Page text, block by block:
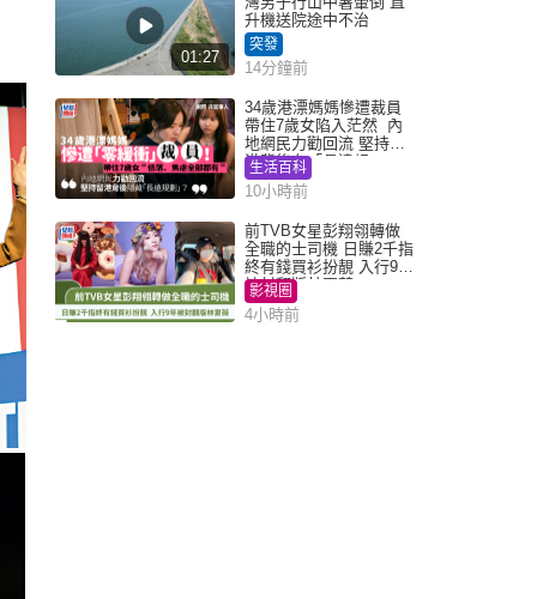
01:27
升機送院途中不治
突發
14分鐘前
34歲港漂媽媽慘遭裁員
帶住7歲女陷入茫然 內
地網民力勸回流 堅持留
港背後有「長遠規
劃」？
生活百科
10小時前
前TVB女星彭翔翎轉做
全職的士司機 日賺2千指
終有錢買衫扮靚 入行9年
被封翻版林夏薇
影視圈
4小時前